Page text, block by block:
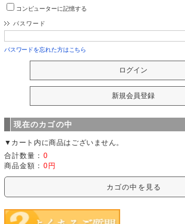
コンピューターに記憶する
パスワード
パスワードを忘れた方はこちら
現在のカゴの中
▼カート内に商品はございません。
合計数量： 0
商品金額： 0円
カゴの中を見る